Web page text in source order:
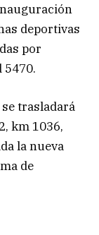
deportivas
por
5470.
se trasladará
km 1036,
la nueva
de